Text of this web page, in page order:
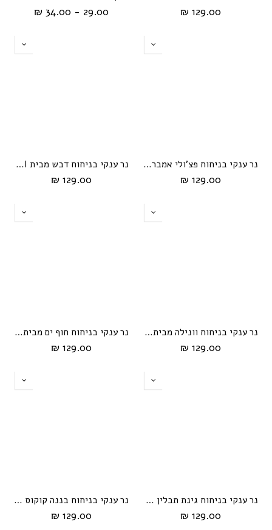
129.00 ₪
29.00 - 34.00 ₪
נר ענקי בניחוח פצ'ולי אמבר מבית HIKARI
129.00 ₪
נר ענקי בניחוח דבש מבית HIKARI
129.00 ₪
נר ענקי בניחוח וונילה מבית HIKARI
129.00 ₪
נר ענקי בניחוח חוף ים מבית HIKARI
129.00 ₪
נר ענקי בניחוח גינת תבלין מבית HIKARI
129.00 ₪
נר ענקי בניחוח בננה קוקוס מבית HIKARI
129.00 ₪